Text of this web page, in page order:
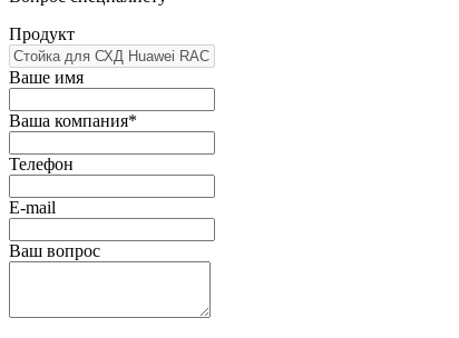
Продукт
Ваше имя
Ваша компания*
Телефон
E-mail
Ваш вопрос